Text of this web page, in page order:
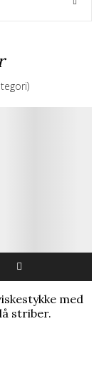
med
striber.